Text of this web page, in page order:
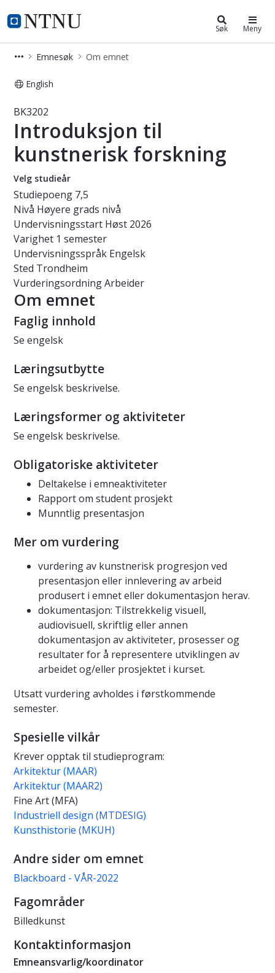
NTNU Hjemmeside
Studier Søk Meny
Emnesøk Om emnet
English
Emne - Introduksjon til kunstnerisk
BK3202
Introduksjon til
kunstnerisk forskning
Velg studieår
Studiepoeng 7,5
Nivå Høyere grads nivå
Undervisningsstart Høst 2026
Varighet 1 semester
Undervisningsspråk Engelsk
Sted Trondheim
VurderingsordningArbeider
Om emnet
Faglig innhold
Se engelsk
Læringsutbytte
Se engelsk beskrivelse.
Læringsformer og aktiviteter
Se engelsk beskrivelse.
Obligatoriske aktiviteter
Deltakelse i emneaktiviteter
Rapport om student prosjekt
Munntlig presentasjon
Mer om vurdering
vurdering av kunstnerisk progresjon ved
presentasjon eller innlevering av arbeid
produsert i emnet eller dokumentasjon herav.
dokumentasjon: Tilstrekkelig visuell,
audiovisuell, skriftlig eller annen
dokumentasjon av aktiviteter, prosesser og
resultater for å representere utviklingen av
arbeidet og/eller prosjektet i kurset.
Utsatt vurdering avholdes i førstkommende
semester.
Spesielle vilkår
Krever opptak til studieprogram:
Arkitektur (MAAR)
Arkitektur (MAAR2)
Fine Art (MFA)
Industriell design (MTDESIG)
Kunsthistorie (MKUH)
Andre sider om emnet
Blackboard - VÅR-2022
Fagområder
Billedkunst
Kontaktinformasjon
Emneansvarlig/koordinator